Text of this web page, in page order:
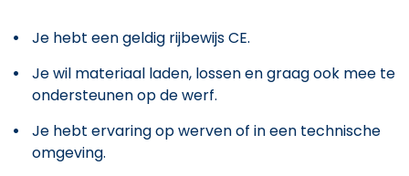
Je hebt een geldig rijbewijs CE.
Je wil materiaal laden, lossen en graag ook mee te
ondersteunen op de werf.
Je hebt ervaring op werven of in een technische
omgeving.